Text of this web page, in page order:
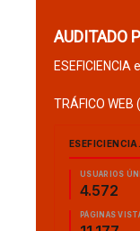
AUDITADO
TRÁFICO